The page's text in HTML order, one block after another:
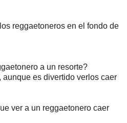
reggaetoneros en el fondo de
a un resorte?
es divertido verlos caer
ver a un reggaetonero caer